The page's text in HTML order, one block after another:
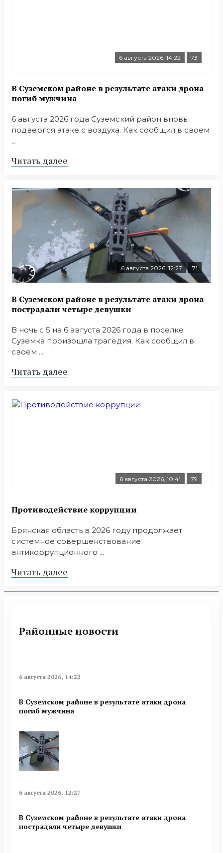
6 августа 2026, 14:22 73
В Суземском районе в результате атаки дрона
погиб мужчина
6 августа 2026 года Суземский район вновь
подвергся атаке с воздуха. Как сообщил в своем
...
Читать далее
6 августа 2026, 12:27 71
В Суземском районе в результате атаки дрона
пострадали четыре девушки
В ночь с 5 на 6 августа 2026 года в поселке
Суземка произошла трагедия. Как сообщил в
своем ...
Читать далее
6 августа 2026, 10:41 79
Противодействие коррупции
Брянская область в 2026 году продолжает
системное совершенствование
антикоррупционного ...
Читать далее
Районные новости
6 августа 2026, 14:22
В Суземском районе в результате атаки дрона
погиб мужчина
6 августа 2026, 12:27
В Суземском районе в результате атаки дрона
пострадали четыре девушки